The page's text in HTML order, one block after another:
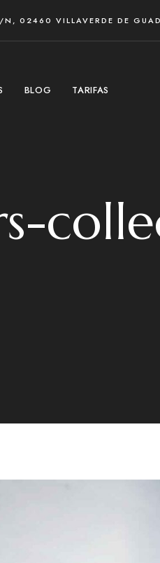
N, 02460 VILLAVERDE DE
BLOG TARIFAS